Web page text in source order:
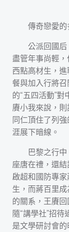
傳奇戀愛的
公派回國
盡管年事尚輕
西點高材生，
餐與加入行將
的“五四活動”
賡小我來說，
同仁頂住了列
涯展下暗線。
巴黎之行
座唐在禮，還
啟超和國防專
生，而蔣百里
的關系，王賡
隨“講學社”招
是文學研討會